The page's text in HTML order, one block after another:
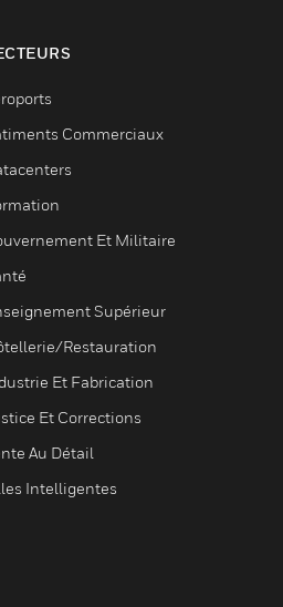
Commerciaux
Et Militaire
Supérieur
Restauration
Et Fabrication
Et Corrections
Au Détail
Intelligentes